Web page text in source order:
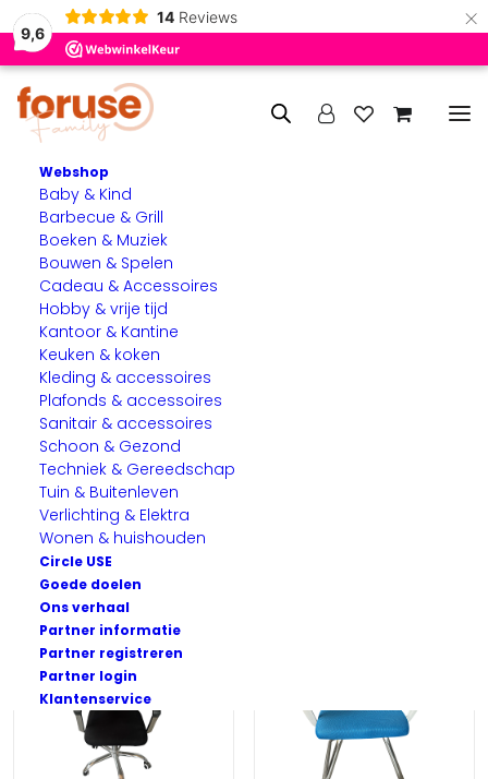
9,6
14 Reviews ×
Webshop
Baby & Kind
Barbecue & Grill
Boeken & Muziek
Bouwen & Spelen
Cadeau & Accessoires
Hobby & vrije tijd
Kantoor & Kantine
Keuken & koken
Kleding & accessoires
Plafonds & accessoires
Sanitair & accessoires
Schoon & Gezond
Techniek & Gereedschap
Tuin & Buitenleven
Verlichting & Elektra
Wonen & huishouden
Circle USE
Goede doelen
Ons verhaal
Partner informatie
Partner registreren
Partner login
Klantenservice
Home Kantoor artikelen
Bureaustoelen
Ontdek onze collectie bureaustoelen die zorgen voor
comfort en ondersteuning tijdens het werken, studeren of
thuisgebruik. Een goede bureaustoel draagt bij aan een
prettige werkplek en helpt je comfortabel te zitten, ook
tijdens langere momenten achter het bureau.